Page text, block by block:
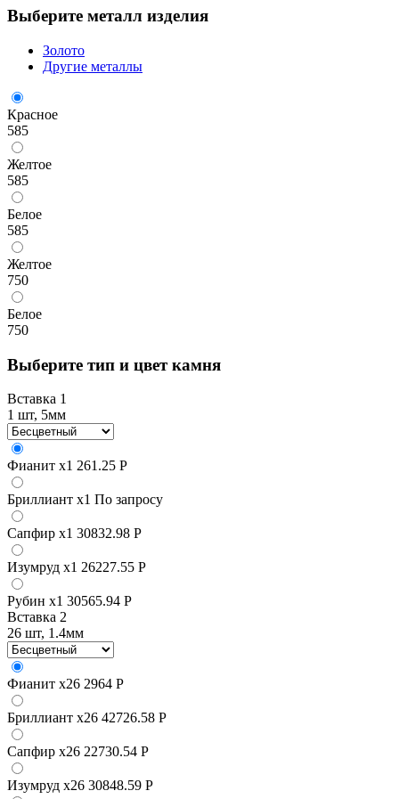
Выберите металл изделия
Золото
Другие металлы
Красное
585
Желтое
585
Белое
585
Желтое
750
Белое
750
Выберите тип и цвет камня
Вставка 1
1 шт, 5мм
Фианит x1 261.25 Р
Бриллиант x1 По запросу
Сапфир x1 30832.98 Р
Изумруд x1 26227.55 Р
Рубин x1 30565.94 Р
Вставка 2
26 шт, 1.4мм
Фианит x26 2964 Р
Бриллиант x26 42726.58 Р
Сапфир x26 22730.54 Р
Изумруд x26 30848.59 Р